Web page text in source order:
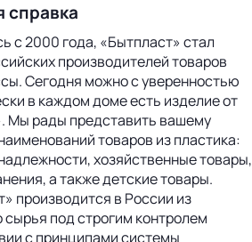
с 2000 года, «Бытпласт» стал
производителей товаров
Сегодня можно с уверенностью
в каждом доме есть изделие от
Мы рады представить вашему
товаров из пластика:
хозяйственные товары,
а также детские товары.
производится в России из
под строгим контролем
с принципами системы